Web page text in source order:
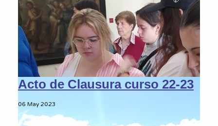
Acto de Clausura curso 22-23
06 May 2023